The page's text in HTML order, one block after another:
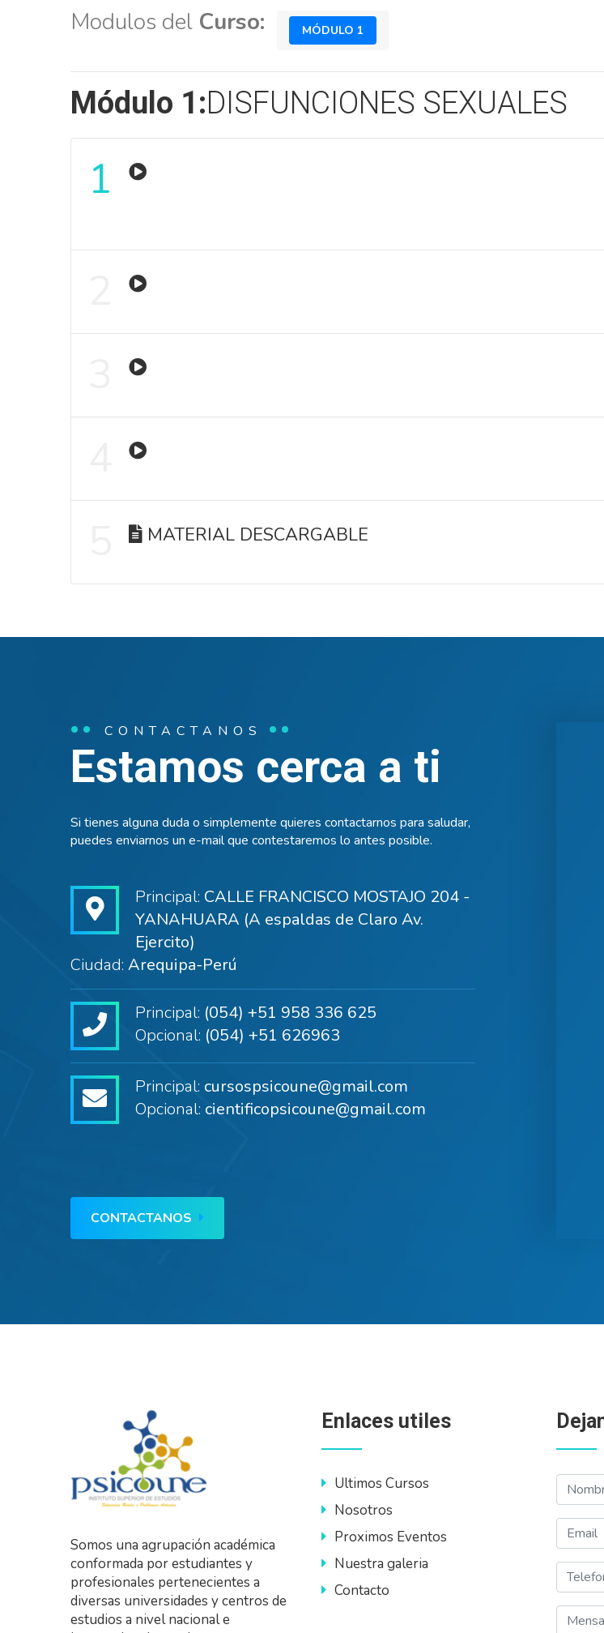
Modulos del Curso: MÓDULO 1
Módulo 1:DISFUNCIONES SEXUALES
1
MATERIAL DESCARGABLE
CONTACTANOS
Estamos cerca a ti
Si tienes alguna duda o simplemente quieres contactarnos para saludar,
puedes enviarnos un e-mail que contestaremos lo antes posible.
Principal: CALLE FRANCISCO MOSTAJO 204 -
YANAHUARA (A espaldas de Claro Av.
Ejercito)
Ciudad: Arequipa-Perú
Principal: (054) +51 958 336 625
Opcional: (054) +51 626963
Principal: cursospsicoune@gmail.com
Opcional: cientificopsicoune@gmail.com
CONTACTANOS
Somos una agrupación académica
conformada por estudiantes y
profesionales pertenecientes a
diversas universidades y centros de
estudios a nivel nacional e
Enlaces utiles
Ultimos Cursos
Nosotros
Proximos Eventos
Nuestra galeria
Contacto
Nombres
Email
Telefono
Mensaje